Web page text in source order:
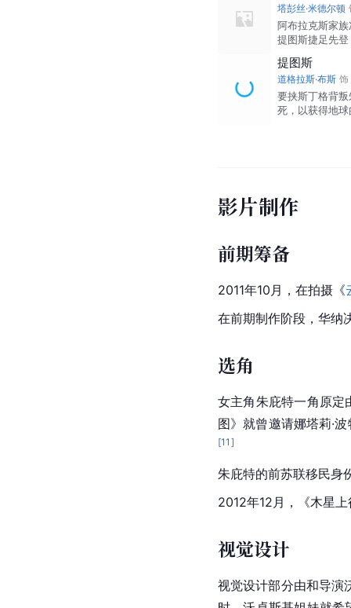
塔彭丝·米德尔顿
阿布拉克斯家
提图斯捷足先登
提图斯
道格拉斯·布斯 饰
要挟斯丁格背
死，以获得地
影片制作
前期筹备
2011年10月，在拍摄《
在前期制作阶段，华纳
选角
女主角朱庇特一角原定
图》就曾邀请娜塔莉·
[11 ]
朱庇特的前苏联移民身
2012年12月，《木星
视觉设计
视觉设计部分由和导演